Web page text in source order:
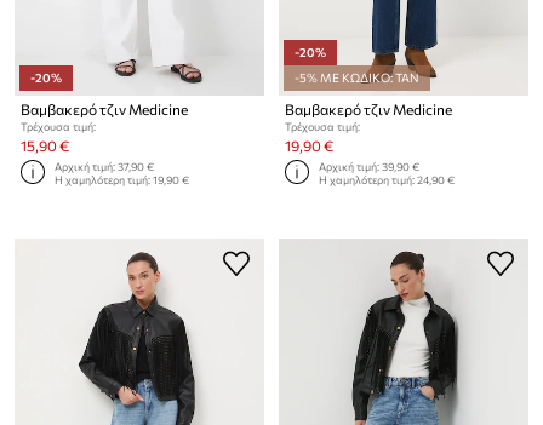
-20%
Βαμβακερό τζιν Medicine
Τρέχουσα τιμή:
15,90 €
Αρχική τιμή:37,90 €
Η χαμηλότερη τιμή:19,90 €
-20%
-5% ΜΕ ΚΩΔΙΚΟ: TAN
Βαμβακερό τζιν Medicine
Τρέχουσα τιμή:
19,90 €
Αρχική τιμή:39,90 €
Η χαμηλότερη τιμή:24,90 €